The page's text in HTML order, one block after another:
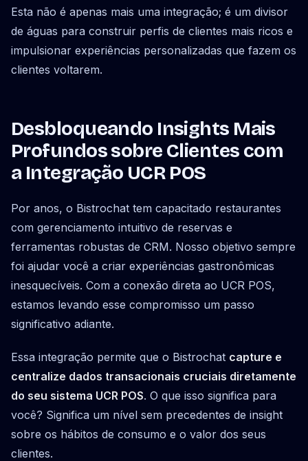
Esta não é apenas mais uma integração; é um divisor
de águas para construir perfis de clientes mais ricos e
impulsionar experiências personalizadas que fazem os
clientes voltarem.
Desbloqueando Insights Mais
Profundos sobre Clientes com
a Integração UCR POS
Por anos, o Bistrochat tem capacitado restaurantes
com gerenciamento intuitivo de reservas e
ferramentas robustas de CRM. Nosso objetivo sempre
foi ajudar você a criar experiências gastronômicas
inesquecíveis. Com a conexão direta ao UCR POS,
estamos levando esse compromisso um passo
significativo adiante.
Essa integração permite que o Bistrochat capture e
centralize dados transacionais cruciais diretamente
do seu sistema UCR POS. O que isso significa para
você? Significa um nível sem precedentes de insight
sobre os hábitos de consumo e o valor dos seus
clientes.